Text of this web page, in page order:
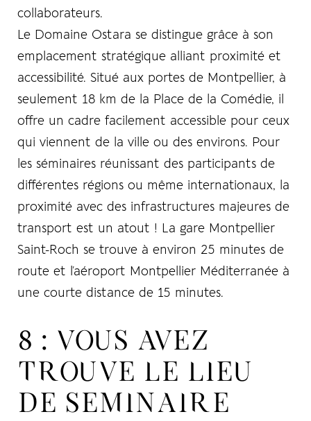
collaborateurs.
Le Domaine Ostara se distingue grâce à son
emplacement stratégique alliant proximité et
accessibilité. Situé aux portes de Montpellier, à
seulement 18 km de la Place de la Comédie, il
offre un cadre facilement accessible pour ceux
qui viennent de la ville ou des environs. Pour
les séminaires réunissant des participants de
différentes régions ou même internationaux, la
proximité avec des infrastructures majeures de
transport est un atout ! La gare Montpellier
Saint-Roch se trouve à environ 25 minutes de
route et l’aéroport Montpellier Méditerranée à
une courte distance de 15 minutes.
8 : VOUS AVEZ
TROUVE LE LIEU
DE SEMINAIRE